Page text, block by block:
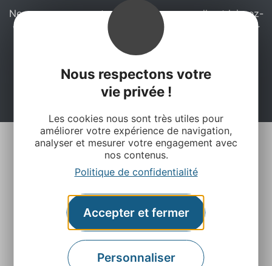
Nous respectons votre
vie privée !
Les cookies nous sont très utiles pour
améliorer votre expérience de navigation,
analyser et mesurer votre engagement avec
nos contenus.
Politique de confidentialité
Accepter et fermer
Personnaliser
Ne manquez pas notre newsletter mensuelle et laissez-
vous inspirer pour profiter pleinement de votre séjour
en Aveyron.
Je m'abonne ici
Agence Départementale de l’Attractivité et du
Tourisme de l’Aveyron
Rue Louis Blanc – BP831 – 12008 Rodez